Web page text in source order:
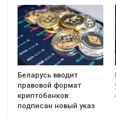
Беларусь вводит
правовой формат
криптобанков:
подписан новый указ